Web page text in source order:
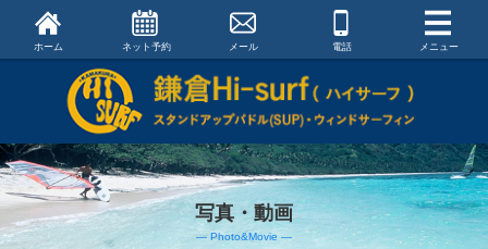
ホーム ネット予約 メール 電話 メニュー
写真・動画
― Photo&Movie ―